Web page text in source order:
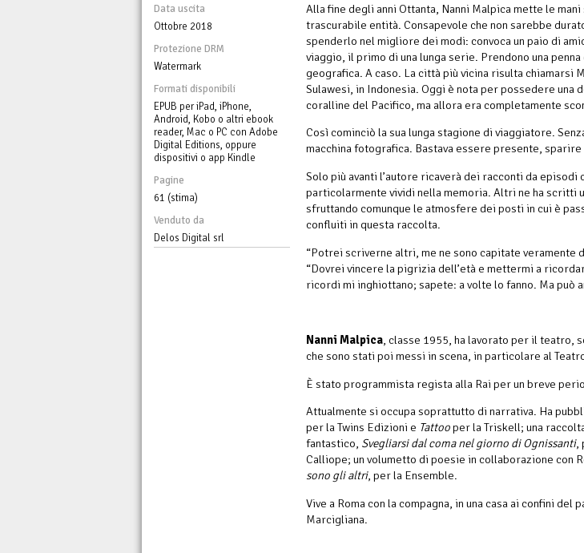
Data uscita
Ottobre 2018
Protezione DRM
Watermark
Formati disponibili
EPUB per iPad, iPhone,
Android, Kobo o altri ebook
reader, Mac o PC con Adobe
Digital Editions, oppure
dispositivi o app Kindle
Pagine
61 (stima)
Venduto da
Delos Digital srl
Alla fine degli anni Ottanta, Nanni Malpica mette le
trascurabile entità. Consapevole che non sarebbe
spenderlo nel migliore dei modi: convoca un paio di
viaggio, il primo di una lunga serie. Prendono una penna
geografica. A caso. La città più vicina risulta chiamarsi
Sulawesi, in Indonesia. Oggi è nota per possedere una
coralline del Pacifico, ma allora era completamente
Così cominciò la sua lunga stagione di viaggiatore.
macchina fotografica. Bastava essere presente,
Solo più avanti l’autore ricaverà dei racconti da episodi
particolarmente vividi nella memoria. Altri ne ha scritti
sfruttando comunque le atmosfere dei posti in cui è
confluiti in questa raccolta.
“Potrei scriverne altri, me ne sono capitate veramente
“Dovrei vincere la pigrizia dell’età e mettermi a
ricordi mi inghiottano; sapete: a volte lo fanno. Ma può
Nanni Malpica, classe 1955, ha lavorato per il teatro,
che sono stati poi messi in scena, in particolare al
È stato programmista regista alla Rai per un breve
Attualmente si occupa soprattutto di narrativa. Ha
per la Twins Edizioni e Tattooper la Triskell; una
fantastico, Svegliarsi dal coma nel giorno di Ognissanti,
Calliope; un volumetto di poesie in collaborazione con
sono gli altri, per la Ensemble.
Vive a Roma con la compagna, in una casa ai confini del
Marcigliana.